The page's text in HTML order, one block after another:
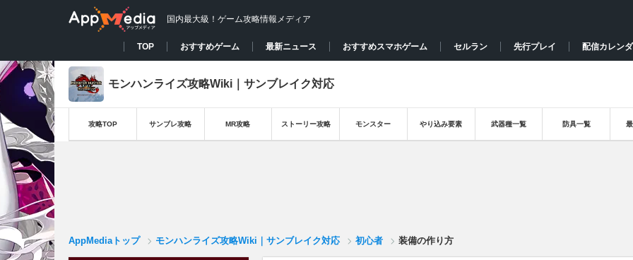
国内最大級！ゲーム攻略情報メディア
TOP おすすめゲーム 最新ニュース おすすめスマホゲーム セルラン 先行プレイ 配信カレン
モンハンライズ攻略Wiki｜サンブレイク対応
攻略TOP サンブレ攻略 MR攻略 ストーリー攻略 モンスター やり込み要素 武器種一覧 防具一覧
AppMediaトップ モンハンライズ攻略Wiki｜サンブレイク対応 初心者 装備の作り方